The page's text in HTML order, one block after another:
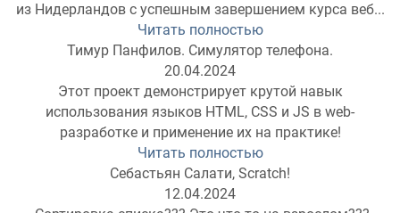
из Нидерландов с успешным завершением курса веб...
Читать полностью
Тимур Панфилов. Симулятор телефона.
20.04.2024
Этот проект демонстрирует крутой навык
использования языков HTML, CSS и JS в web-
разработке и применение их на практике!
Читать полностью
Себастьян Салати, Scratch!
12.04.2024